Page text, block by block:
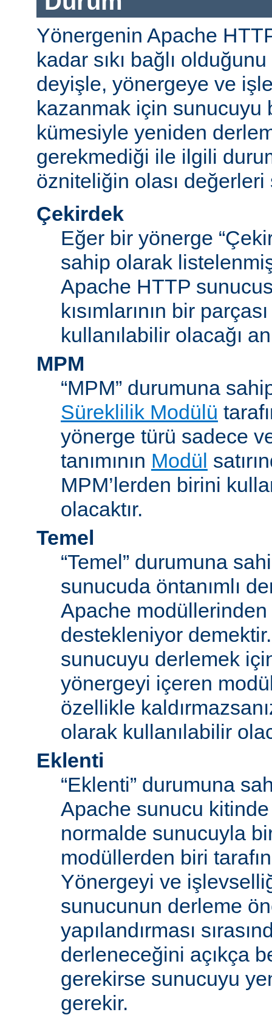
Yönergenin Apache
kadar sıkı bağlı
deyişle, yönergeye ve
kazanmak için sunucuyu
kümesiyle yeniden
gerekmediği ile ilgili
özniteliğin olası değerleri
Çekirdek
Eğer bir yönerge
sahip olarak
Apache HTTP
kısımlarının bir
kullanılabilir olacağı
MPM
“MPM” durumuna
Süreklilik Modülü
yönerge türü sadece
tanımının Modül
MPM’lerden birini
olacaktır.
Temel
“Temel” durumuna
sunucuda öntanımlı
Apache modüllerinden
destekleniyor
sunucuyu derlemek
yönergeyi içeren
özellikle
olarak kullanılabilir
Eklenti
“Eklenti” durumuna
Apache sunucu
normalde sunucuyla
modüllerden biri
Yönergeyi ve
sunucunun derleme
yapılandırması
derleneceğini açıkça
gerekirse sunucuyu
gerekir.